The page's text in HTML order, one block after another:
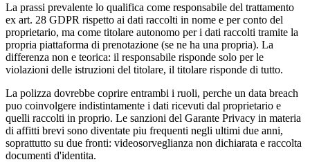
La prassi prevalente lo qualifica come responsabile del trattamento
ex art. 28 GDPR rispetto ai dati raccolti in nome e per conto del
proprietario, ma come titolare autonomo per i dati raccolti tramite la
propria piattaforma di prenotazione (se ne ha una propria). La
differenza non e teorica: il responsabile risponde solo per le
violazioni delle istruzioni del titolare, il titolare risponde di tutto.
La polizza dovrebbe coprire entrambi i ruoli, perche un data breach
puo coinvolgere indistintamente i dati ricevuti dal proprietario e
quelli raccolti in proprio. Le sanzioni del Garante Privacy in materia
di affitti brevi sono diventate piu frequenti negli ultimi due anni,
soprattutto su due fronti: videosorveglianza non dichiarata e raccolta
documenti d'identita.